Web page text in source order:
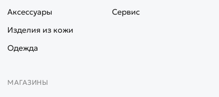
Аксессуары
Изделия из кожи
Одежда
Сервис
МАГАЗИНЫ